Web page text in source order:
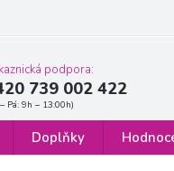
podpora:
739 002 422
Doplňky